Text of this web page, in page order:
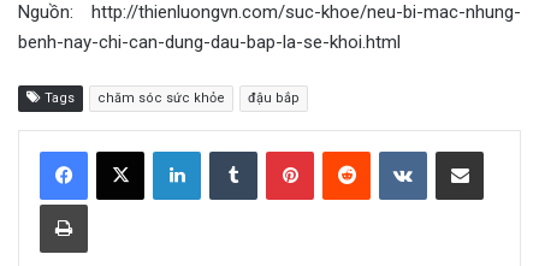
Nguồn: http://thienluongvn.com/suc-khoe/neu-bi-mac-nhung-
benh-nay-chi-can-dung-dau-bap-la-se-khoi.html
Tags chăm sóc sức khỏe đậu bắp